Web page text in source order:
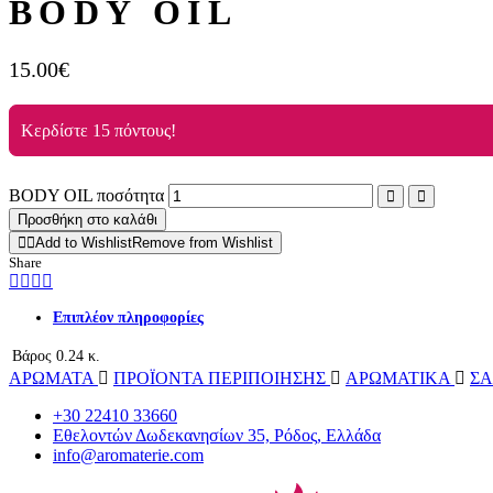
BODY OIL
15.00€
Κερδίστε 15 πόντους!
BODY OIL ποσότητα
Προσθήκη στο καλάθι
Add to WishlistRemove from Wishlist
Share
Επιπλέον πληροφορίες
Βάρος 0.24 κ.
ΑΡΩΜΑΤΑ ΠΡΟΪΟΝΤΑ ΠΕΡΙΠΟΙΗΣΗΣ ΑΡΩΜΑΤΙΚΑ
+30 22410 33660
Εθελοντών Δωδεκανησίων 35, Ρόδος, Ελλάδα
info@aromaterie.com